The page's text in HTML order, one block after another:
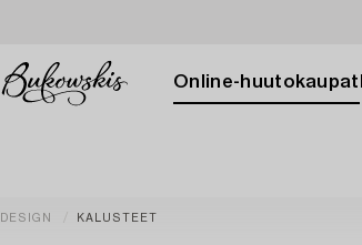
Online-huutokaupat
DESIGN KALUSTEET